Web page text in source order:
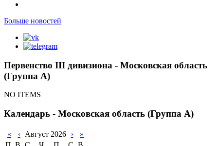
Больше новостей
Первенство III дивизиона - Московская область
(Группа А)
NO ITEMS
Календарь - Московская область (Группа А)
« ‹ Август 2026 ›
»